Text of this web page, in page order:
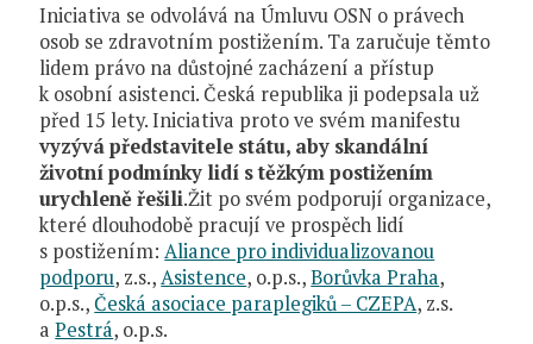
Iniciativa se odvolává na Úmluvu OSN o právech
osob se zdravotním postižením. Ta zaručuje těmto
lidem právo na důstojné zacházení a přístup
k osobní asistenci. Česká republika ji podepsala už
před 15 lety. Iniciativa proto ve svém manifestu
vyzývá představitele státu, aby skandální
životní podmínky lidí s těžkým postižením
urychleně řešili.Žit po svém podporují organizace,
které dlouhodobě pracují ve prospěch lidí
s postižením:Aliance pro individualizovanou
podporu, z.s.,Asistence, o.p.s.,Borůvka Praha,
o.p.s.,Česká asociace paraplegiků – CZEPA, z.s.
aPestrá, o.p.s.